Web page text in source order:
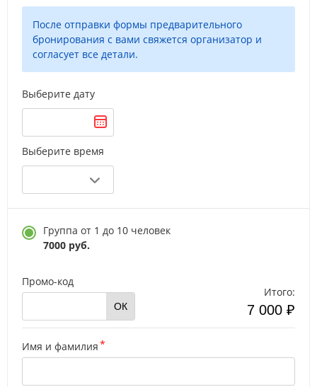
После отправки формы предварительного
бронирования с вами свяжется организатор и
согласует все детали.
Выберите дату
Выберите время
Группа от 1 до 10 человек
7000 руб.
Промо-код
ОК
Итого:
7 000 ₽
Имя и фамилия